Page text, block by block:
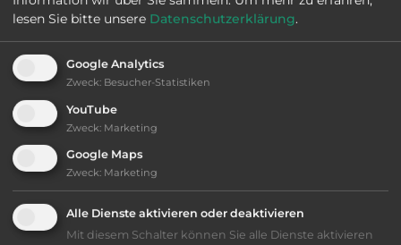
Webseite: www.naturresort-waldglueck.de
Fläche: 78.000
Öffnungszeiten:
Telefon: 0049 6357 975380
lesen Sie bitte unsere Datenschutzerklärung.
Google Analytics
Zweck: Besucher-Statistiken
YouTube
Zweck: Marketing
Google Maps
Zweck: Marketing
Alle Dienste aktivieren oder deaktivieren
Mit diesem Schalter können Sie alle Dienste aktivieren